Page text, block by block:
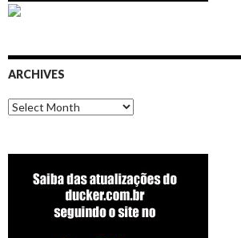
ARCHIVES
Archives